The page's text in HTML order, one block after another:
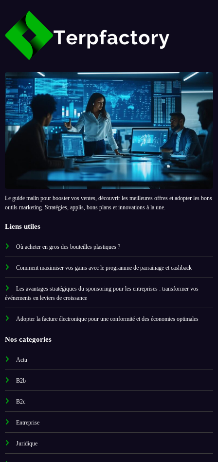
Le guide malin pour booster vos ventes, découvrir les meilleures offres et adopter les bons
outils marketing. Stratégies, applis, bons plans et innovations à la une.
Liens utiles
Où acheter en gros des bouteilles plastiques ?
Comment maximiser vos gains avec le programme de parrainage et cashback
Les avantages stratégiques du sponsoring pour les entreprises : transformer vos
événements en leviers de croissance
Adopter la facture électronique pour une conformité et des économies optimales
Nos categories
Actu
B2b
B2c
Entreprise
Juridique